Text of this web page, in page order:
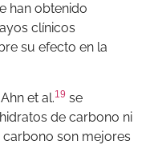
han obtenido
clínicos
su efecto en la
et al.19 se
de carbono ni
son mejores